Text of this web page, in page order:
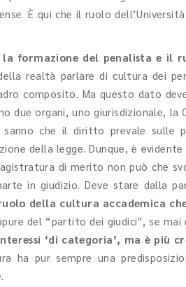
È qui che il ruolo dell’Università
la formazione del penalista e il
realtà parlare di cultura dei
composito. Ma questo dato
organi, uno giurisdizionale, la
che il diritto prevale sulle
della legge. Dunque, è
di merito non può che
in giudizio. Deve stare dalla
della cultura accademica
del “partito dei giudici”, se mai
‘di categoria’, ma è più
ha pur sempre una